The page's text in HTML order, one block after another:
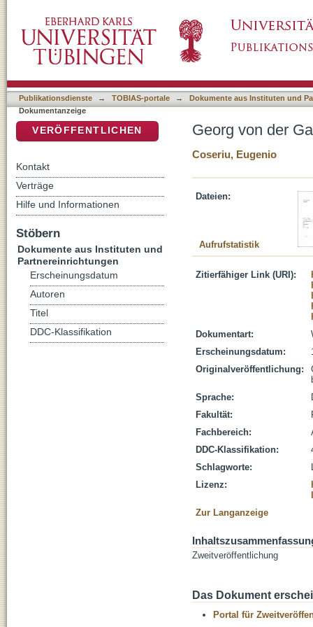
Publikationsdienste → TOBIAS-portale →
Dokumente aus Instituten und
Dokumentanzeige
Georg von der
Coseriu, Eugenio
Dateien:
Aufrufstatistik
Zitierfähiger Link (URI):
Dokumentart:
Erscheinungsdatum:
Originalveröffentlichung:
Sprache:
Fakultät:
Fachbereich:
DDC-Klassifikation:
Schlagworte:
Lizenz:
Zur Langanzeige
Zweitveröffentlichung
Das Dokument
Portal für
VERÖFFENTLICHEN
Kontakt
Verträge
Hilfe und Informationen
Stöbern
Dokumente aus Instituten und
Partnereinrichtungen
Erscheinungsdatum
Autoren
Titel
DDC-Klassifikation